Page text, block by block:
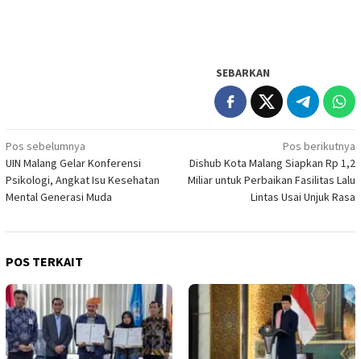
SEBARKAN
Navigasi
pos
Pos sebelumnya
UIN Malang Gelar Konferensi
Psikologi, Angkat Isu Kesehatan
Mental Generasi Muda
Pos berikutnya
Dishub Kota Malang Siapkan Rp 1,2
Miliar untuk Perbaikan Fasilitas Lalu
Lintas Usai Unjuk Rasa
POS TERKAIT